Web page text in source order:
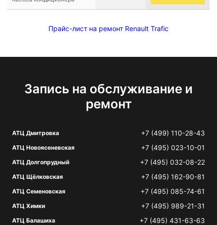
Прайс-лист на ремонт Renault Trafic
Запись на обслуживание и
ремонт
АТЦ Дмитровка +7 (499) 110-28-43
АТЦ Новоясеневская +7 (495) 023-10-01
АТЦ Долгопрудный +7 (495) 032-08-22
АТЦ Щёлковская +7 (495) 162-90-81
АТЦ Семеновская +7 (495) 085-74-61
АТЦ Химки +7 (495) 989-21-31
АТЦ Балашиха +7 (495) 431-63-63